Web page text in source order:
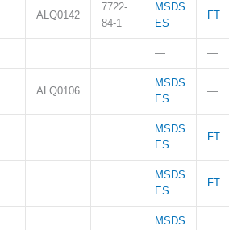
ALQ0142
7722-
84-1
MSDS
ES
FT
— —
ALQ0106
MSDS
ES
—
MSDS
ES
FT
MSDS
ES
FT
MSDS